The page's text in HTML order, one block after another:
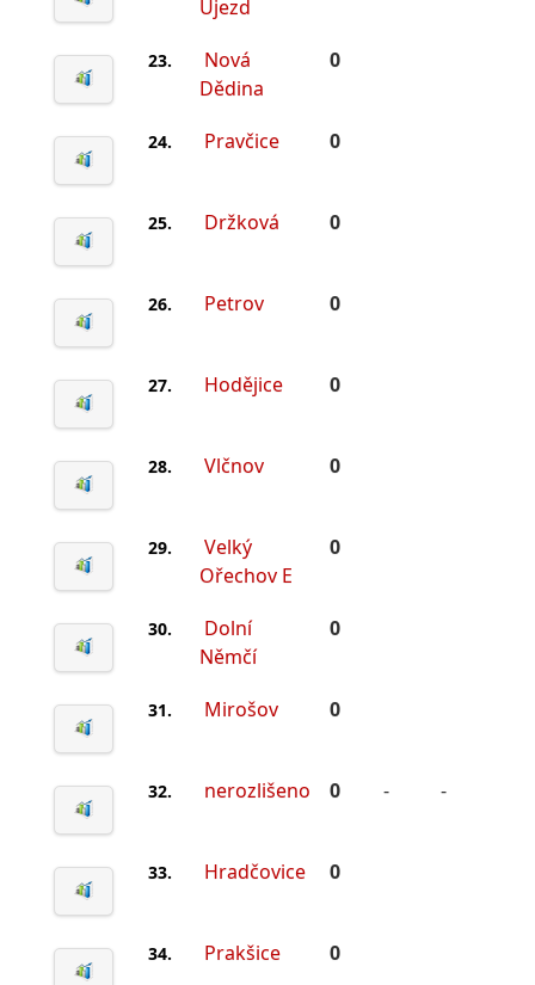
Újezd
23.
Nová
Dědina
0
24. Pravčice 0
25. Držková 0
26. Petrov 0
27. Hodějice 0
28. Vlčnov 0
29.
Velký
Ořechov E
0
30.
Dolní
Němčí
0
31. Mirošov 0
32. nerozlišeno 0 - -
33. Hradčovice 0
34. Prakšice 0